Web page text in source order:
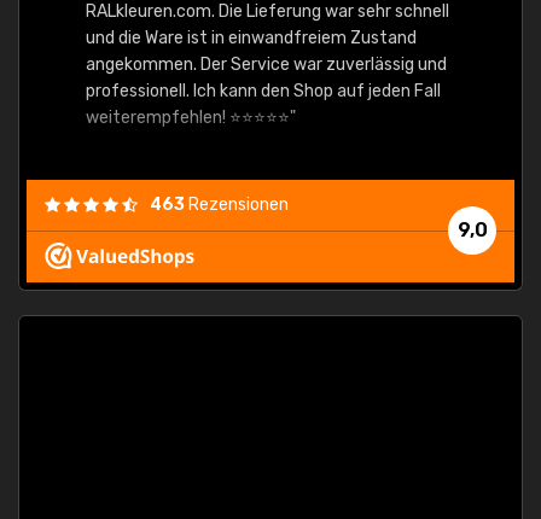
RALkleuren.com. Die Lieferung war sehr schnell
und die Ware ist in einwandfreiem Zustand
angekommen. Der Service war zuverlässig und
professionell. Ich kann den Shop auf jeden Fall
weiterempfehlen! ⭐⭐⭐⭐⭐"
9,0
463 Rezensionen